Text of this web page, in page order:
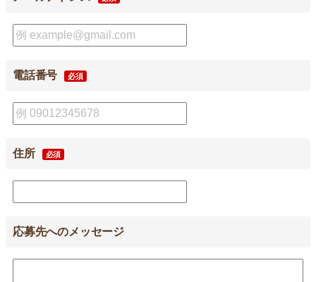
電話番号 必須
住所 必須
応募先へのメッセージ